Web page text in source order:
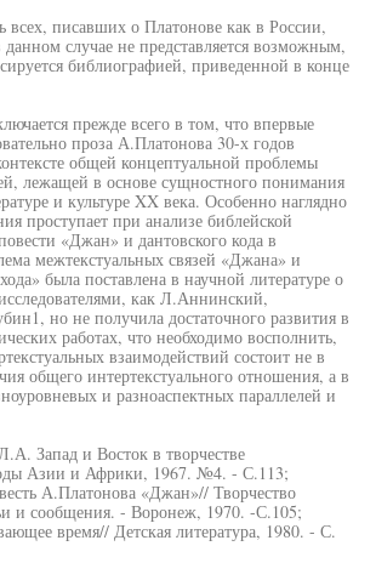
всех, писавших о Платонове как в России,
случае не представляется возможным,
библиографией, приведенной в конце
прежде всего в том, что впервые
проза А.Платонова 30-х годов
общей концептуальной проблемы
лежащей в основе сущностного понимания
и культуре XX века. Особенно наглядно
проступает при анализе библейской
«Джан» и дантовского кода в
межтекстуальных связей «Джана» и
была поставлена в научной литературе о
как Л.Аннинский,
но не получила достаточного развития в
работах, что необходимо восполнить,
взаимодействий состоит не в
общего интертекстуального отношения, а в
и разноаспектных параллелей и
Запад и Восток в творчестве
Азии и Африки, 1967. №4. - С.113;
А.Платонова «Джан»// Творчество
и сообщения. - Воронеж, 1970. -С.105;
время// Детская литература, 1980. - С.